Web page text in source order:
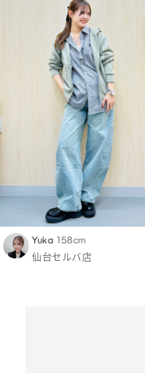
Yuka 158cm
仙台セルバ店